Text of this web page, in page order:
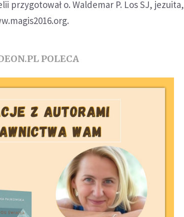
przygotował o. Waldemar P. Los SJ, jezuita,
POLECA